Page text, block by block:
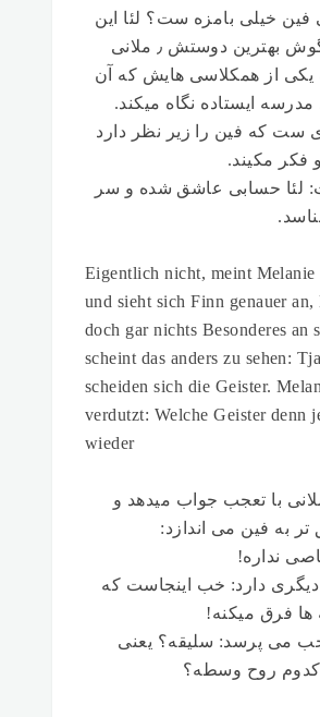
فین خیلی بامزه ست؟ لئا این
را آرام در گوش بهترین دوستش ٫ ملانی
یکی از همکلاسی هایش که آن
ایستاده نگاه میکند.
ست که فین را زیر نظر دارد
فکر مکیند.
لئا حسابی عاشق شده و سر
Eigentlich nicht, meint
und sieht sich Finn genauer an,
doch gar nichts Besonderes an
scheint das anders zu sehen:
scheiden sich die Geister.
verdutzt: Welche Geister denn
wieder
واقعا ٫ ملانی با تعجب جواب میدهد و
تر به فین می اندازد:
نداره!
دیگری دارد: خب اینجاست که
ها فرق میکنه!
می پرسد: سلیقه؟ یعنی
کدوم روح وسطه؟